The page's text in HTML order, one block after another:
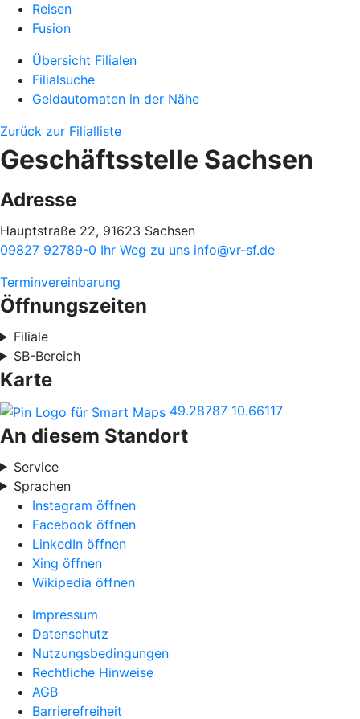
Reisen
Fusion
Übersicht Filialen
Filialsuche
Geldautomaten in der Nähe
Zurück zur Filialliste
Geschäftsstelle Sachsen
Adresse
Hauptstraße 22, 91623 Sachsen
09827 92789-0 Ihr Weg zu uns info@vr-sf.de
Terminvereinbarung
Öffnungszeiten
Filiale
SB-Bereich
Karte
49.28787 10.66117
An diesem Standort
Service
Sprachen
Instagram öffnen
Facebook öffnen
LinkedIn öffnen
Xing öffnen
Wikipedia öffnen
Impressum
Datenschutz
Nutzungsbedingungen
Rechtliche Hinweise
AGB
Barrierefreiheit